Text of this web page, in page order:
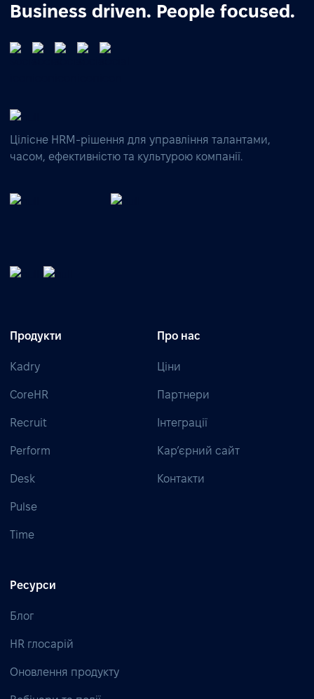
Business driven. People focused.
Цілісне HRM-рішення для управління талантами,
часом, ефективністю та культурою компанії.
Продукти
Kadry
CoreHR
Recruit
Perform
Desk
Pulse
Time
Про нас
Ціни
Партнери
Інтеграції
Кар’єрний сайт
Контакти
Ресурси
Блог
HR глосарій
Оновлення продукту